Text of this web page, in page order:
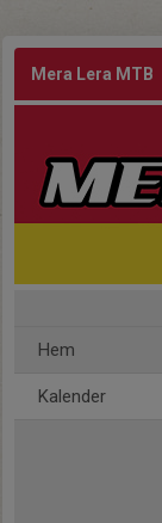
Mera Lera MTB
Hem
Kalender